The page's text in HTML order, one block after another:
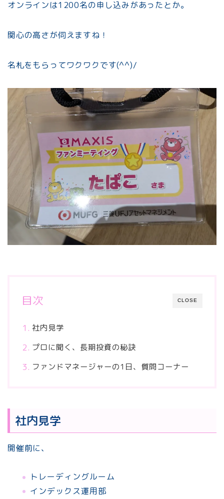
オンラインは1200名の申し込みがあったとか。
関心の高さが伺えますね！
名札をもらってワクワクです(^^)/
CLOSE
目次
社内見学
プロに聞く、長期投資の秘訣
ファンドマネージャーの1日、質問コーナー
社内見学
開催前に、
トレーディングルーム
インデックス運用部